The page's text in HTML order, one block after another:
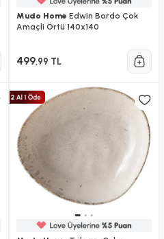
Mudo Home Edwin Bordo Çok
Amaçli Örtü 140x140
499,99 TL